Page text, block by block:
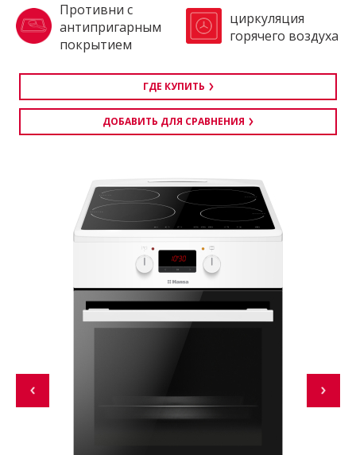
Противни с
антипригарным
покрытием
циркуляция
горячего воздуха
ГДЕ КУПИТЬ
ДОБАВИТЬ ДЛЯ СРАВНЕНИЯ